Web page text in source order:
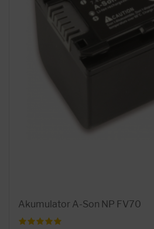
Akumulator A-Son NP FV70